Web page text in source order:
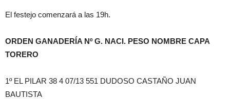
El festejo comenzará a las 19h.
ORDEN GANADERÍA Nº G. NACI. PESO NOMBRE CAPA
TORERO
1º EL PILAR 38 4 07/13 551 DUDOSO CASTAÑO JUAN
BAUTISTA